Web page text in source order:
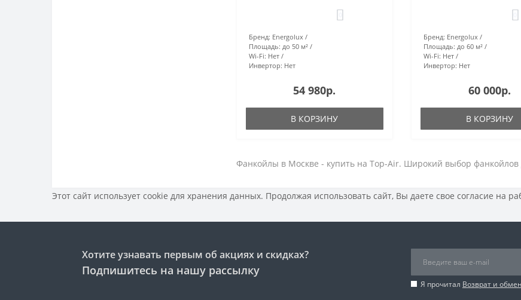
Бренд: Energolux
Площадь: до 50 м²
Wi-Fi: Нет
Инвертор: Нет
54 980р.
В КОРЗИНУ
Бренд: Energolux
Площадь: до 60 м²
Wi-Fi: Нет
Инвертор: Нет
60 000р.
В КОРЗИНУ
Фанкойлы в Москве - купить на Top-Air. Широкий выбор фанкойлов
Этот сайт использует cookie для хранения данных. Продолжая использовать сайт, Вы даете свое согласие на
Хотите узнавать первым об акциях и скидках?
Подпишитесь на нашу рассылку
Я прочитал Возврат и